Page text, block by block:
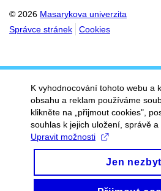
© 2026 Masarykova univerzita
Správce stránek
Cookies
K vyhodnocování tohoto webu a
obsahu a reklam používáme
klikněte na „přijmout cookies",
souhlas k jejich uložení, správě a
Upravit možnosti
Jen